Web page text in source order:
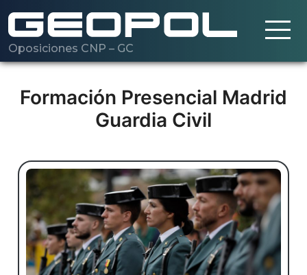
Saltar al contenido principal
Oposiciones CNP – GC
Cargando…